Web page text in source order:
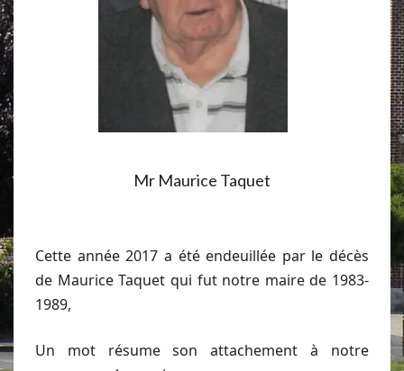
Mr Maurice Taquet
Cette année 2017 a été endeuillée par le décès
de Maurice Taquet qui fut notre maire de 1983-
1989,
Un mot résume son attachement à notre